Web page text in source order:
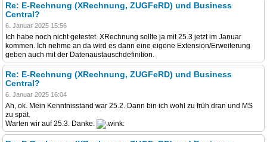
Re: E-Rechnung (XRechnung, ZUGFeRD) und Business
Central?
6. Januar 2025 15:56
Ich habe noch nicht getestet. XRechnung sollte ja mit 25.3 jetzt im Januar
kommen. Ich nehme an da wird es dann eine eigene Extension/Erweiterung
geben auch mit der Datenaustauschdefinition.
Re: E-Rechnung (XRechnung, ZUGFeRD) und Business
Central?
6. Januar 2025 16:04
Ah, ok. Mein Kenntnisstand war 25.2. Dann bin ich wohl zu früh dran und MS
zu spät.
Warten wir auf 25.3. Danke.